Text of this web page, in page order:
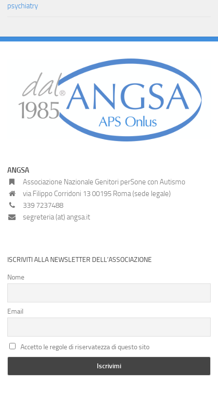
psychiatry
ANGSA
Associazione Nazionale Genitori perSone con Autismo
via Filippo Corridoni 13 00195 Roma (sede legale)
339 7237488
segreteria (at) angsa.it
ISCRIVITI ALLA NEWSLETTER DELL’ASSOCIAZIONE
Nome
Email
Accetto le regole di riservatezza di questo sito